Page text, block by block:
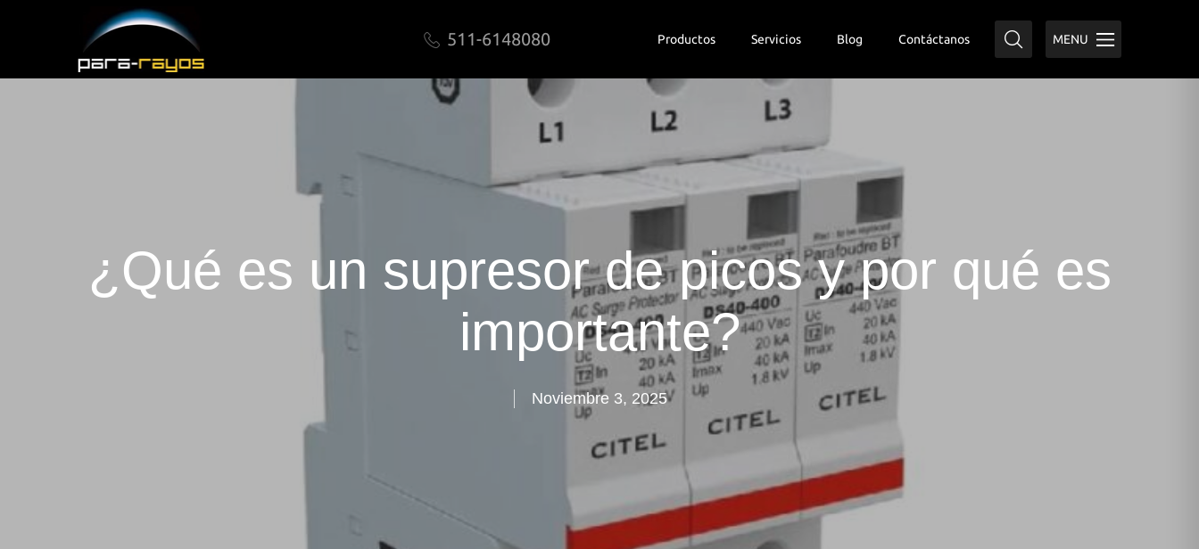
511-6148080 Productos Servicios Blog Contáctanos MENU
¿Qué es un supresor de picos y por qué es
importante?
Noviembre 3, 2025